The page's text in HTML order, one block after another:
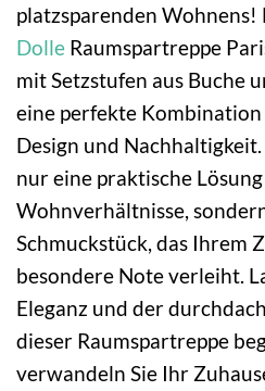
platzsparenden Wohnens!
Dolle Raumspartreppe
mit Setzstufen aus Buche
eine perfekte
Design und
nur eine praktische
Wohnverhältnisse,
Schmuckstück, das Ihrem
besondere Note verleiht.
Eleganz und der
dieser Raumspartreppe
verwandeln Sie Ihr